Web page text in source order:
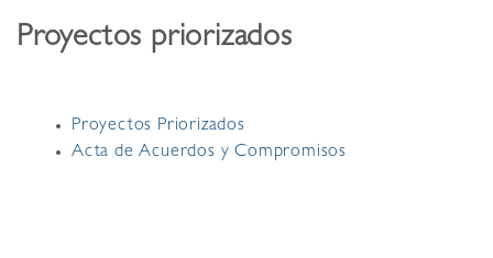
Proyectos priorizados
Proyectos Priorizados
Acta de Acuerdos y Compromisos